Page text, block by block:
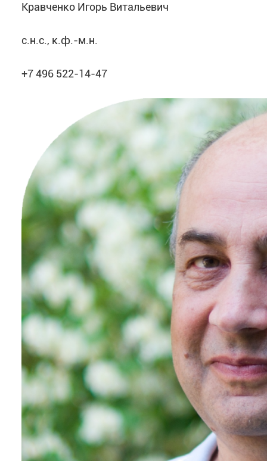
Кравченко Игорь Витальевич
с.н.с., к.ф.-м.н.
+7 496 522-14-47